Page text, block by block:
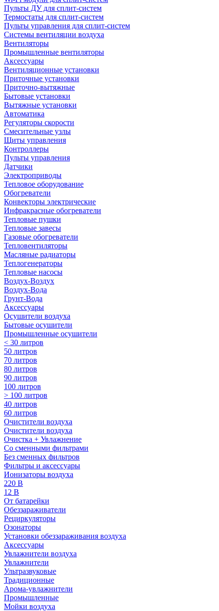
Пульты ДУ для сплит-систем
Термостаты для сплит-систем
Пульты управления для сплит-систем
Системы вентиляции воздуха
Вентиляторы
Промышленные вентиляторы
Аксессуары
Вентиляционные установки
Приточные установки
Приточно-вытяжные
Бытовые установки
Вытяжные установки
Автоматика
Регуляторы скорости
Смесительные узлы
Щиты управления
Контроллеры
Пульты управления
Датчики
Электроприводы
Тепловое оборудование
Обогреватели
Конвекторы электрические
Инфракрасные обогреватели
Тепловые пушки
Тепловые завесы
Газовые обогреватели
Тепловентиляторы
Масляные радиаторы
Теплогенераторы
Тепловые насосы
Воздух-Воздух
Воздух-Вода
Грунт-Вода
Аксессуары
Осушители воздуха
Бытовые осушители
Промышленные осушители
< 30 литров
50 литров
70 литров
80 литров
90 литров
100 литров
> 100 литров
40 литров
60 литров
Очистители воздуха
Очистители воздуха
Очистка + Увлажнение
Cо сменными фильтрами
Без сменных фильтров
Фильтры и аксессуары
Ионизаторы воздуха
220 В
12 В
От батарейки
Обеззараживатели
Рециркуляторы
Озонаторы
Установки обеззараживания воздуха
Аксессуары
Увлажнители воздуха
Увлажнители
Ультразвуковые
Традиционные
Арома-увлажнители
Промышленные
Мойки воздуха